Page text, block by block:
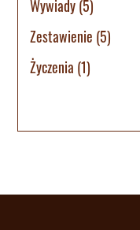
Wywiady(5)
Zestawienie (5)
Życzenia (1)